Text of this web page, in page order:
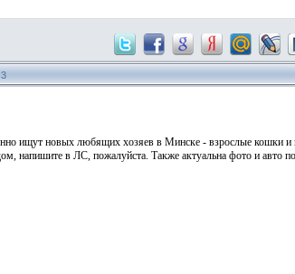
3
ищут новых любящих хозяев в Минске - взрослые кошки
напишите в ЛС, пожалуйста. Также актуальна фото и авто